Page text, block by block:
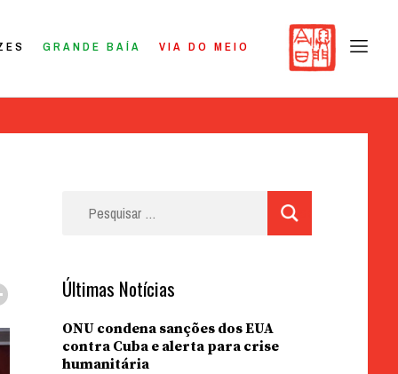
GRANDE BAÍA VIA DO MEIO
Últimas Notícias
ONU condena sanções dos EUA
contra Cuba e alerta para crise
humanitária